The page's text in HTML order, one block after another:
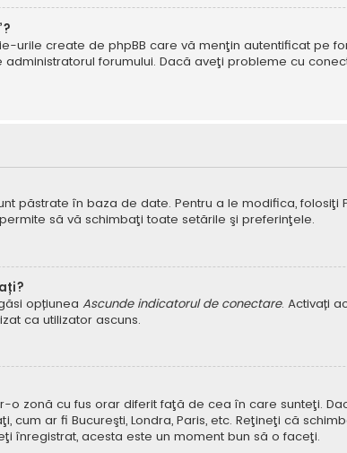
urile create de phpBB care vă menţin autentificat pe
forumului. Dacă aveţi probleme cu
păstrate în baza de date. Pentru a le modifica, folosiţi
să vă schimbaţi toate setările şi preferinţele.
opțiunea Ascunde indicatorul de conectare. Activați
ca utilizator ascuns.
zonă cu fus orar diferit faţă de cea în care sunteţi.
ar fi Bucureşti, Londra, Paris, etc. Reţineţi că
înregistrat, acesta este un moment bun să o faceţi.